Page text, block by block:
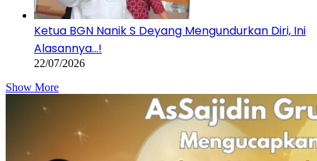
Ketua BGN Nanik S Deyang Mengundurkan Diri, Ini
Alasannya…!
22/07/2026
Show More